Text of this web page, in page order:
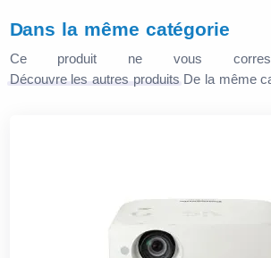
Dans la même catégorie
Ce produit ne vous
Découvre les autres produits De la même